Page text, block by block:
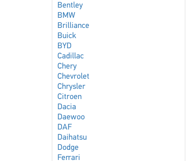
Bentley
BMW
Brilliance
Buick
BYD
Cadillac
Chery
Chevrolet
Chrysler
Citroen
Dacia
Daewoo
DAF
Daihatsu
Dodge
Ferrari